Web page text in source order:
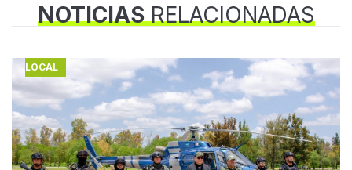
NOTICIASRELACIONADAS
LOCAL